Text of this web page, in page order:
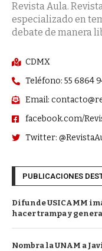
Revista Aula.
especializado en
debate de manera
CDMX
Teléfono: 55 6864
Email:
facebook.com/
Twitter:
PUBLICACIONES
Difunde USICAMM
hacer trampa y
Nombra la UNAM a